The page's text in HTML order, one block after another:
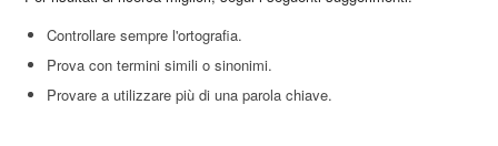
Controllare sempre l'ortografia.
Prova con termini simili o sinonimi.
Provare a utilizzare più di una parola chiave.